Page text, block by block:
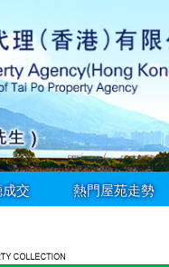
交 熱門屋苑走勢